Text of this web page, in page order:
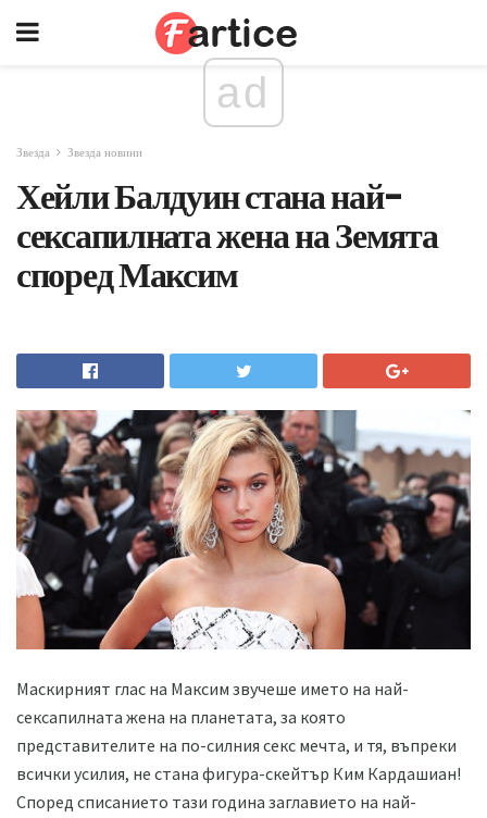
ad
Звезда Звезда новини
Хейли Балдуин стана най-
сексапилната жена на Земята
според Максим
Маскирният глас на Максим звучеше името на най-
сексапилната жена на планетата, за която
представителите на по-силния секс мечта, и тя, въпреки
всички усилия, не стана фигура-скейтър Ким Кардашиан!
Според списанието тази година заглавието на най-